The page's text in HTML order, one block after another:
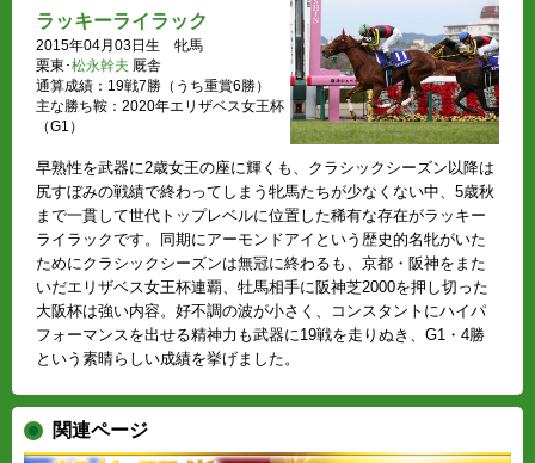
ラッキーライラック
2015年04月03日生 牝馬
栗東･松永幹夫 厩舎
通算成績：19戦7勝（うち重賞6勝）
主な勝ち鞍：2020年エリザベス女王杯
（G1）
早熟性を武器に2歳女王の座に輝くも、クラシックシーズン以降は
尻すぼみの戦績で終わってしまう牝馬たちが少なくない中、5歳秋
まで一貫して世代トップレベルに位置した稀有な存在がラッキー
ライラックです。同期にアーモンドアイという歴史的名牝がいた
ためにクラシックシーズンは無冠に終わるも、京都・阪神をまた
いだエリザベス女王杯連覇、牡馬相手に阪神芝2000を押し切った
大阪杯は強い内容。好不調の波が小さく、コンスタントにハイパ
フォーマンスを出せる精神力も武器に19戦を走りぬき、G1・4勝
という素晴らしい成績を挙げました。
関連ページ